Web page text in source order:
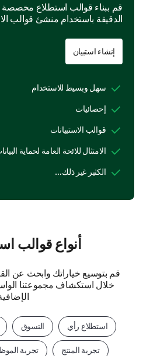
قم ببناء قوالب استطلاع مخصصة
الدقيقة باستخدام منشئ قوالب
إنشاء استبيان
سهل وبسيط للاستخدام
إحصائيات
قوالب الاستبيانات
الامتثال للائحة العامة لحماية
الكثير غير ذلك…
أنواع قوالب
قم بتوسيع خياراتك وابحث عن
خلال استكشاف مجموعتنا
استطلاع رأي التسوق
تجربة المنتج تجربة